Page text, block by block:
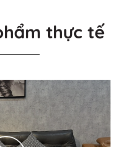
thực tế